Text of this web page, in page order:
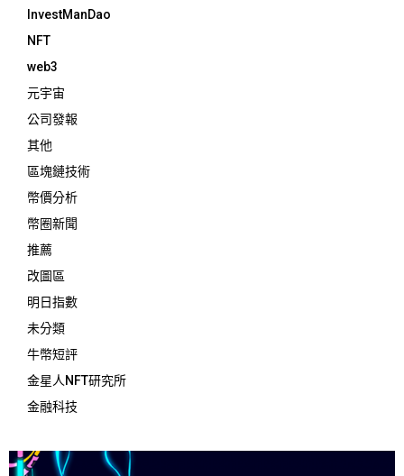
InvestManDao
NFT
web3
元宇宙
公司發報
其他
區塊鏈技術
幣價分析
幣圈新聞
推薦
改圖區
明日指數
未分類
牛幣短評
金星人NFT研究所
金融科技